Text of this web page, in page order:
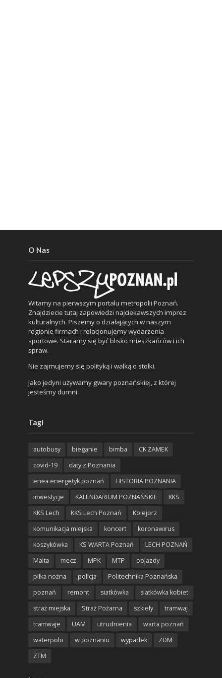
O Nas
Witamy na pierwszym portalu metropolii Poznań.
Znajdziecie tutaj zapowiedzi najciekawszych imprez
kulturalnych. Piszemy o działających w naszym
regionie firmach i relacjonujemy wydarzenia
sportowe. Staramy się być blisko mieszkańców i ich
spraw.
Nie zajmujemy się polityką i walką o stołki.
Jako jedyni używamy gwary poznańskiej, z której
jesteśmy dumni.
Tagi
autobusy bieganie bimba
CK ZAMEK
covid-19
daty z Poznania
enea energetyk poznań
HISTORIA POZNANIA
inwestycje
KALENDARIUM POZNAŃSKIE
KKS
KKS Lech
KKS Lech Poznań
Kolejorz
komunikacja miejska
koncert
koronawirus
koszykówka
KS WARTA Poznań
LECH POZNAŃ
Malta
mecz MPK MTP
objazdy
piłka nożna
policja
Politechnika Poznańska
poznań
remont siatkówka
siatkówka kobiet
straż miejska
Straż Pożarna szkieły
tramwaj
tramwaje
UAM utrudnienia
warta poznań
waterpolo
w poznaniu wypadek
ZDM
ZTM